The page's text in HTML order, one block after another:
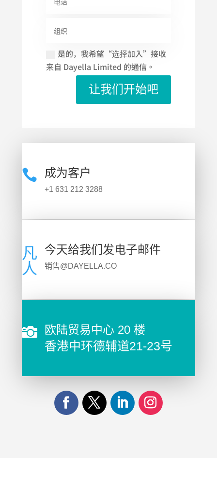
是的，我希望“选择加入”接收
来自 Dayella Limited 的通信。
让我们开始吧
 成为客户
+1 631 212 3288
凡
人
今天给我们发电子邮件
销售@DAYELLA.CO
 欧陆贸易中心 20 楼
香港中环德辅道21-23号